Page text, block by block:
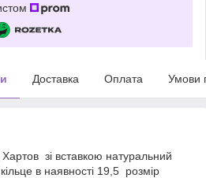
Доставка Оплата Умови
Хартов зі вставкою натуральний
в наявності 19,5 розмір